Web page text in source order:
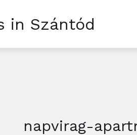
in Szántód
napvirag-